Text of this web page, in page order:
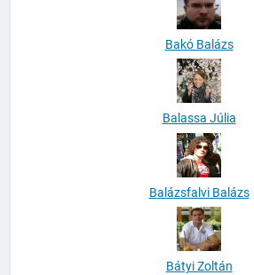
Bakó Balázs
Balassa Júlia
Balázsfalvi Balázs
Bátyi Zoltán